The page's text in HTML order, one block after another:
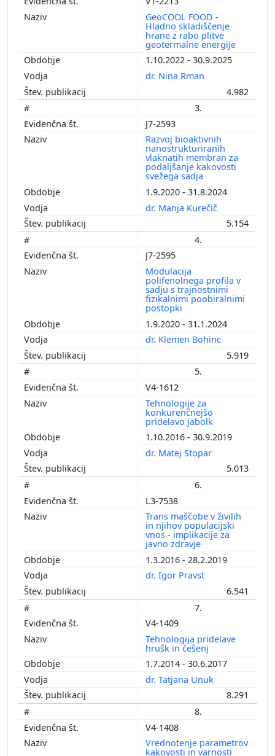
GeoCOOL FOOD -
Hladno skladiščenje
hrane z rabo plitve
geotermalne energije
1.10.2022 - 30.9.2025
dr. Nina Rman
4.982
3.
J7-2593
Razvoj bioaktivnih
nanostrukturiranih
vlaknatih membran za
podaljšanje kakovosti
svežega sadja
1.9.2020 - 31.8.2024
dr. Manja Kurečič
5.154
4.
J7-2595
Modulacija
polifenolnega profila v
sadju s trajnostnimi
fizikalnimi poobiralnimi
postopki
1.9.2020 - 31.1.2024
dr. Klemen Bohinc
5.919
5.
V4-1612
Tehnologije za
konkurenčnejšo
pridelavo jabolk
1.10.2016 - 30.9.2019
dr. Matej Stopar
5.013
6.
L3-7538
Trans maščobe v živilih
in njihov populacijski
vnos - implikacije za
javno zdravje
1.3.2016 - 28.2.2019
dr. Igor Pravst
6.541
7.
V4-1409
Tehnologija pridelave
hrušk in češenj
1.7.2014 - 30.6.2017
dr. Tatjana Unuk
8.291
8.
V4-1408
Vrednotenje parametrov
kakovosti in varnosti